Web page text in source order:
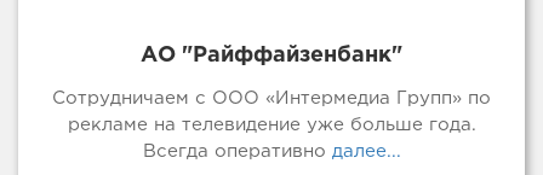
АО "Райффайзенбанк"
Сотрудничаем с ООО «Интермедиа Групп» по
рекламе на телевидение уже больше года.
Всегда оперативно далее...